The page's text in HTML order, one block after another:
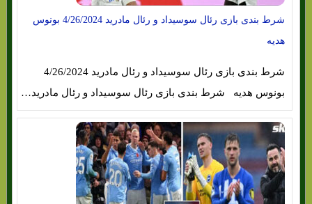
شرط بندی بازی رئال سوسیداد و رئال مادرید 4/26/2024 بونوس
هدیه
شرط بندی بازی رئال سوسیداد و رئال مادرید 4/26/2024
بونوس هدیه شرط بندی بازی رئال سوسیداد و رئال مادرید…